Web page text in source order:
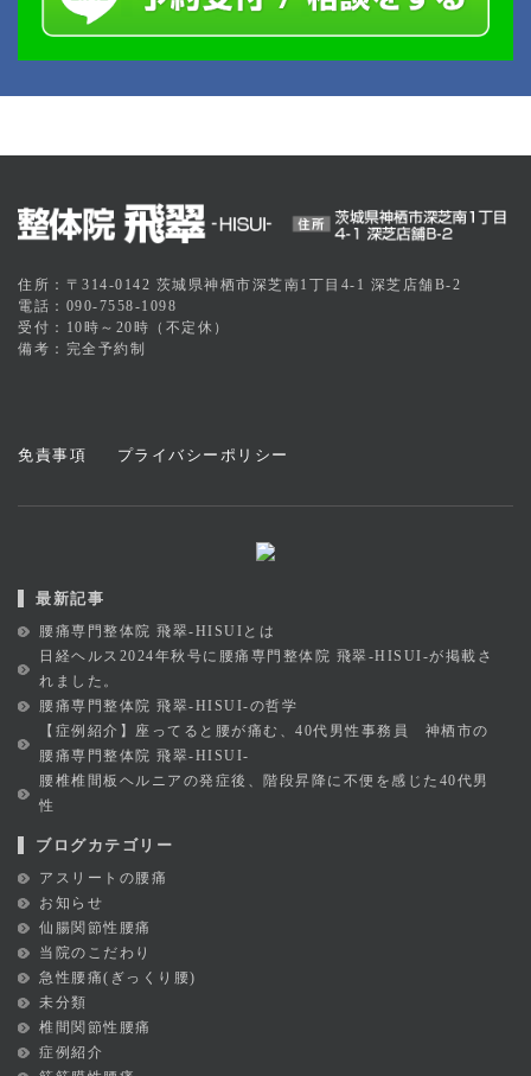
住所：〒314-0142 茨城県神栖市深芝南1丁目4-1 深芝店舗B-2
電話：090-7558-1098
受付：10時～20時（不定休）
備考：完全予約制
免責事項 プライバシーポリシー
最新記事
腰痛専門整体院 飛翠-HISUIとは
日経ヘルス2024年秋号に腰痛専門整体院 飛翠-HISUI-が掲載さ
れました。
腰痛専門整体院 飛翠-HISUI-の哲学
【症例紹介】座ってると腰が痛む、40代男性事務員 神栖市の
腰痛専門整体院 飛翠-HISUI-
腰椎椎間板ヘルニアの発症後、階段昇降に不便を感じた40代男
性
ブログカテゴリー
アスリートの腰痛
お知らせ
仙腸関節性腰痛
当院のこだわり
急性腰痛(ぎっくり腰)
未分類
椎間関節性腰痛
症例紹介